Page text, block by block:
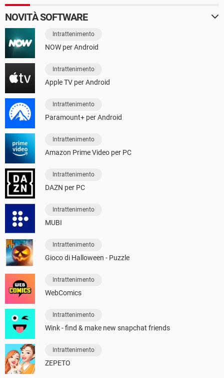
NOVITÀ SOFTWARE
Intrattenimento
NOW per Android
Intrattenimento
Apple TV per Android
Intrattenimento
Paramount+ per Android
Intrattenimento
Amazon Prime Video per PC
Intrattenimento
DAZN per PC
Intrattenimento
MUBI
Intrattenimento
Gioco di Halloween - Puzzle
Intrattenimento
WebComics
Intrattenimento
Wink - find & make new snapchat friends
Intrattenimento
ZEPETO